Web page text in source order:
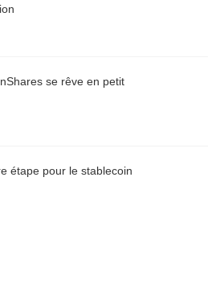
se rêve en petit
étape pour le stablecoin